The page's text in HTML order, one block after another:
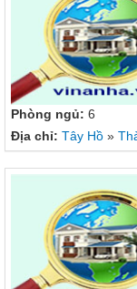
Phòng ngủ: 6
Địa chỉ: Tây Hồ »